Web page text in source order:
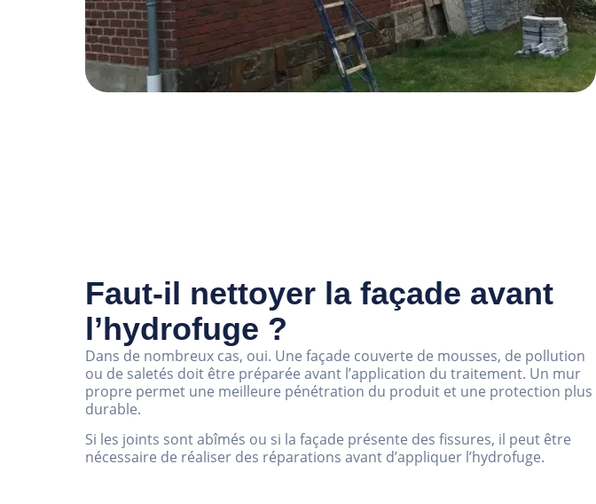
Faut-il nettoyer la façade avant
l’hydrofuge ?
Dans de nombreux cas, oui. Une façade couverte de mousses, de pollution
ou de saletés doit être préparée avant l’application du traitement. Un mur
propre permet une meilleure pénétration du produit et une protection plus
durable.
Si les joints sont abîmés ou si la façade présente des fissures, il peut être
nécessaire de réaliser des réparations avant d’appliquer l’hydrofuge.